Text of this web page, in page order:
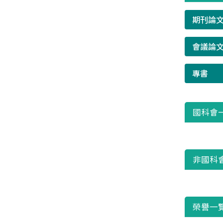
期刊論
會議論
專書
國科會
非國科
榮譽一